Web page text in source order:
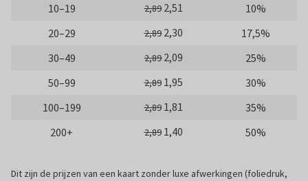
10–19
2,89 2,51
10%
20–29
2,89 2,30
17,5%
30–49
2,89 2,09
25%
50–99
2,89 1,95
30%
100–199
2,89 1,81
35%
200+
2,89 1,40 50%
Dit zijn de prijzen van een kaart zonder luxe afwerkingen (foliedruk,